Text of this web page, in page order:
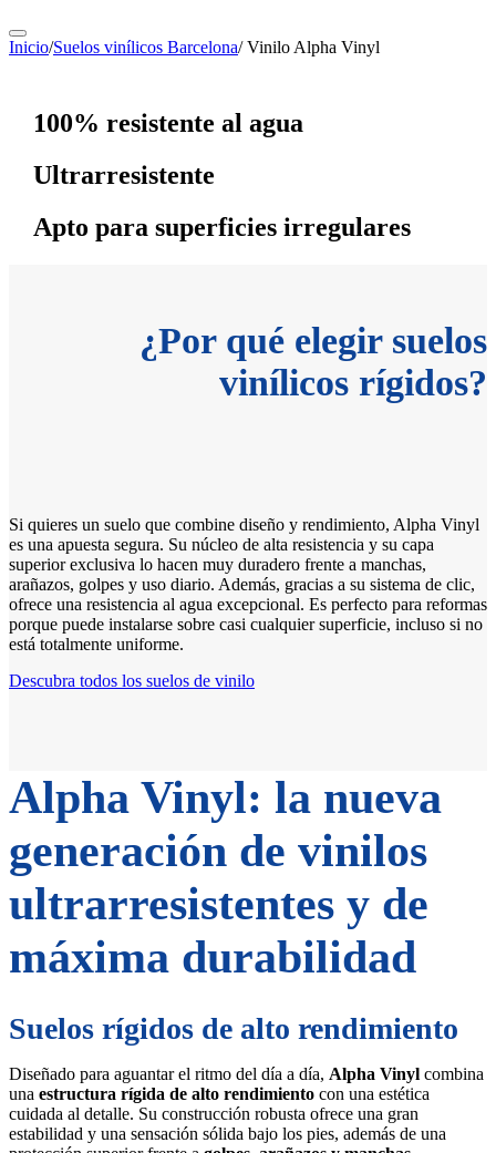
Inicio/Suelos vinílicos Barcelona/Vinilo Alpha Vinyl
100% resistente al agua
Ultrarresistente
Apto para superficies irregulares
¿Por qué elegir suelos
vinílicos rígidos?
Si quieres un suelo que combine diseño y rendimiento, Alpha Vinyl
es una apuesta segura. Su núcleo de alta resistencia y su capa
superior exclusiva lo hacen muy duradero frente a manchas,
arañazos, golpes y uso diario. Además, gracias a su sistema de clic,
ofrece una resistencia al agua excepcional. Es perfecto para reformas
porque puede instalarse sobre casi cualquier superficie, incluso si no
está totalmente uniforme.
Descubra todos los suelos de vinilo
Alpha Vinyl: la nueva
generación de vinilos
ultrarresistentes y de
máxima durabilidad
Suelos rígidos de alto rendimiento
Diseñado para aguantar el ritmo del día a día, Alpha Vinyl combina
una estructura rígida de alto rendimiento con una estética
cuidada al detalle. Su construcción robusta ofrece una gran
estabilidad y una sensación sólida bajo los pies, además de una